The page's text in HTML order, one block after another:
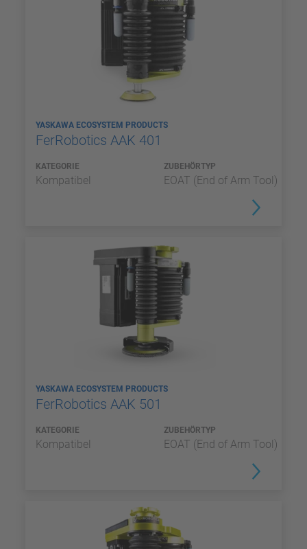
YASKAWA ECOSYSTEM PRODUCTS
FerRobotics AAK 401
KATEGORIE
Kompatibel
ZUBEHÖRTYP
EOAT (End of Arm Tool)
YASKAWA ECOSYSTEM PRODUCTS
FerRobotics AAK 501
KATEGORIE
Kompatibel
ZUBEHÖRTYP
EOAT (End of Arm Tool)